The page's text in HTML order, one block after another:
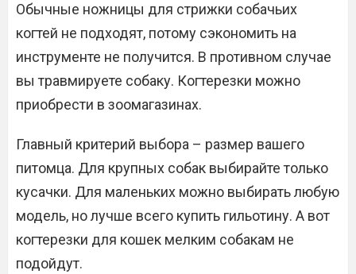
Обычные ножницы для стрижки собачьих
когтей не подходят, потому сэкономить на
инструменте не получится. В противном случае
вы травмируете собаку. Когтерезки можно
приобрести в зоомагазинах.
Главный критерий выбора – размер вашего
питомца. Для крупных собак выбирайте только
кусачки. Для маленьких можно выбирать любую
модель, но лучше всего купить гильотину. А вот
когтерезки для кошек мелким собакам не
подойдут.